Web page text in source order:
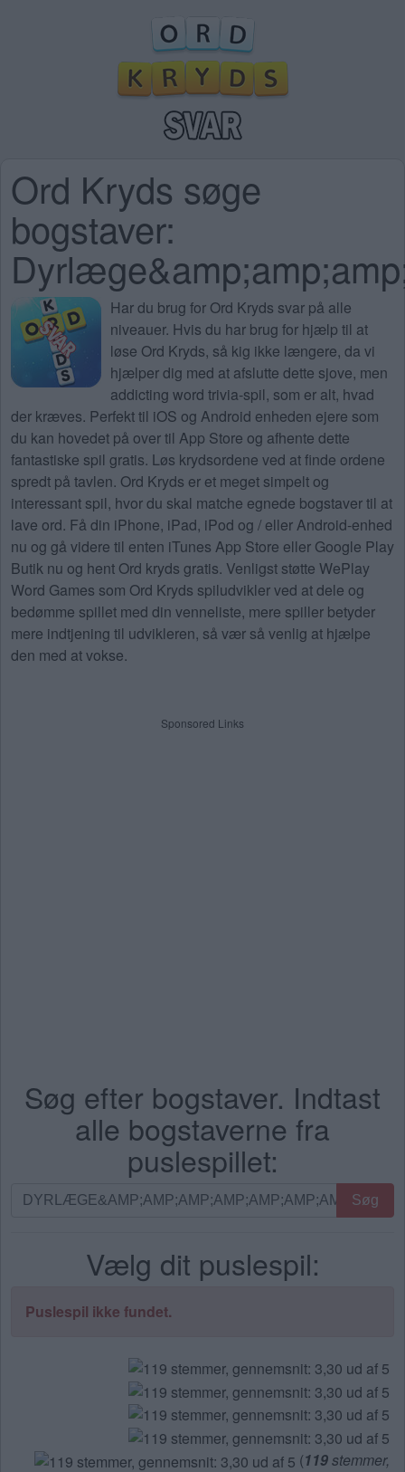
Ord Kryds søge
bogstaver:
Har du brug for Ord Kryds svar på alle
niveauer. Hvis du har brug for hjælp til at
løse Ord Kryds, så kig ikke længere, da vi
hjælper dig med at afslutte dette sjove, men
addicting word trivia-spil, som er alt, hvad
der kræves. Perfekt til iOS og Android enheden ejere som
du kan hovedet på over til App Store og afhente dette
fantastiske spil gratis. Løs krydsordene ved at finde ordene
spredt på tavlen. Ord Kryds er et meget simpelt og
interessant spil, hvor du skal matche egnede bogstaver til at
lave ord. Få din iPhone, iPad, iPod og / eller Android-enhed
nu og gå videre til enten iTunes App Store eller Google Play
Butik nu og hent Ord kryds gratis. Venligst støtte WePlay
Word Games som Ord Kryds spiludvikler ved at dele og
bedømme spillet med din venneliste, mere spiller betyder
mere indtjening til udvikleren, så vær så venlig at hjælpe
den med at vokse.
Sponsored Links
Søg efter bogstaver. Indtast
alle bogstaverne fra
puslespillet:
Søg
bogstaverne
Søg
Vælg dit puslespil:
Puslespil ikke fundet.
(119stemmer,